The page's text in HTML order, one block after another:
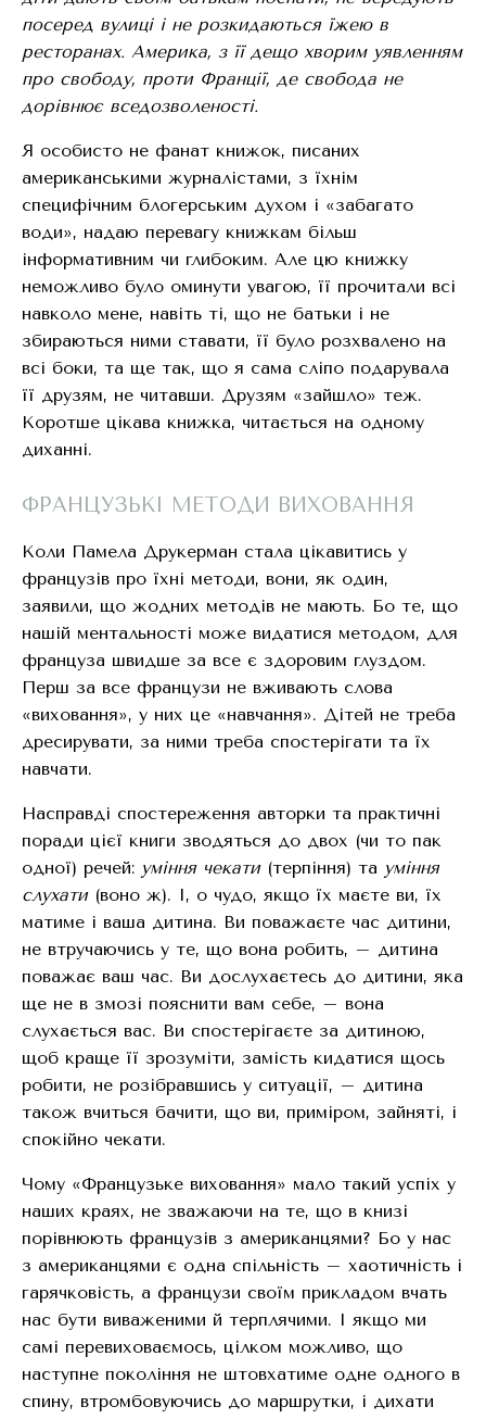
посеред вулиці і не розкидаються їжею в
ресторанах. Америка, з її дещо хворим уявленням
про свободу, проти Франції, де свобода не
дорівнює вседозволеності.
Я особисто не фанат книжок, писаних
американськими журналістами, з їхнім
специфічним блогерським духом і «забагато
води», надаю перевагу книжкам більш
інформативним чи глибоким. Але цю книжку
неможливо було оминути увагою, її прочитали всі
навколо мене, навіть ті, що не батьки і не
збираються ними ставати, її було розхвалено на
всі боки, та ще так, що я сама сліпо подарувала
її друзям, не читавши. Друзям «зайшло» теж.
Коротше цікава книжка, читається на одному
диханні.
ФРАНЦУЗЬКІ МЕТОДИ ВИХОВАННЯ
Коли Памела Друкерман стала цікавитись у
французів про їхні методи, вони, як один,
заявили, що жодних методів не мають. Бо те, що
нашій ментальності може видатися методом, для
француза швидше за все є здоровим глуздом.
Перш за все французи не вживають слова
«виховання», у них це «навчання». Дітей не треба
дресирувати, за ними треба спостерігати та їх
навчати.
Насправді спостереження авторки та практичні
поради цієї книги зводяться до двох (чи то пак
одної) речей: уміння чекати (терпіння) та уміння
слухати(воно ж). І, о чудо, якщо їх маєте ви, їх
матиме і ваша дитина. Ви поважаєте час дитини,
не втручаючись у те, що вона робить, – дитина
поважає ваш час. Ви дослухаєтесь до дитини, яка
ще не в змозі пояснити вам себе, – вона
слухається вас. Ви спостерігаєте за дитиною,
щоб краще її зрозуміти, замість кидатися щось
робити, не розібравшись у ситуації, – дитина
також вчиться бачити, що ви, приміром, зайняті, і
спокійно чекати.
Чому «Французьке виховання» мало такий успіх у
наших краях, не зважаючи на те, що в книзі
порівнюють французів з американцями? Бо у нас
з американцями є одна спільність – хаотичність і
гарячковість, а французи своїм прикладом вчать
нас бути виваженими й терплячими. І якщо ми
самі перевиховаємось, цілком можливо, що
наступне покоління не штовхатиме одне одного в
спину, втромбовуючись до маршрутки, і дихати